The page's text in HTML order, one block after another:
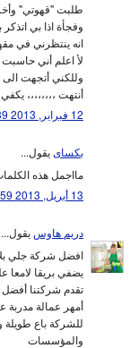
طلبت "قهوتي"
وفجأة اذا بي
انه ينتظرني في
لأ اعلم أني حاسبت
وللكني أتجهت الى
أنتهت ،،،،،،،،
12 فبراير, 2013 22:39
بكساىيقول...
مااجمل هذه
13 أبريل, 2013 15:59
دريم هاوس يقول...
افضل شركة جلي
يضفي بريقا لامعا
تقدم شركتنا أفضل
أمهر عمالة مدربة
للشركة باع
والمؤسسات